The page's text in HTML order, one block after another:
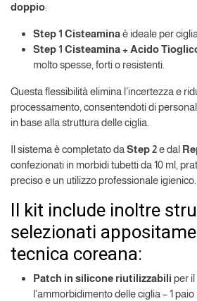
doppio:
Step 1 Cisteaminaè ideale per
Step 1 Cisteamina + Acido
molto spesse, forti o resistenti.
Questa flessibilità elimina l’incertezza e
processamento, consentendoti di
in base alla struttura delle ciglia.
Il sistema è completato daStep 2e dal
confezionati in morbidi tubetti da 10 ml,
preciso e un utilizzo professionale igienico.
Il kit include inoltre
selezionati
tecnica coreana:
Patch in silicone riutilizzabili per
l’ammorbidimento delle ciglia – 1 paio